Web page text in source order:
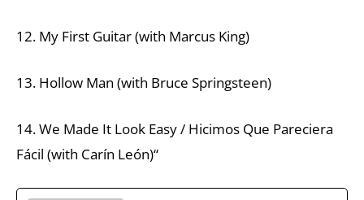
12. My First Guitar (with Marcus King)
13. Hollow Man (with Bruce Springsteen)
14. We Made It Look Easy / Hicimos Que Pareciera
Fácil (with Carín León)“